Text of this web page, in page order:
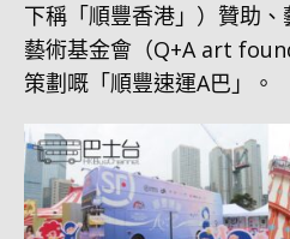
下稱「順豐香港」）贊助
藝術基金會（Q+A art
策劃嘅「順豐速運A巴」。